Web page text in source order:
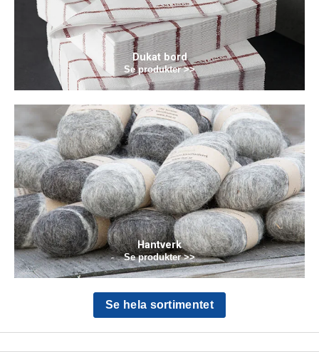
Dukat bord
Se produkter >>
Hantverk
Se produkter >>
Se hela sortimentet